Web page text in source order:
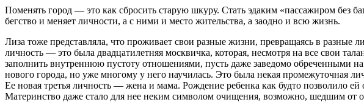
Поменять город — это как сбросить старую шкуру. Стать эдаким «пассажиром без
бегство и меняет личности, а с ними и место жительства, а заодно и всю жизнь.
Лиза тоже представляла, что проживает свои разные жизни, превращаясь в
личность — это была двадцатилетняя москвичка, которая, несмотря на все свои
заполнить внутреннюю пустоту отношениями, пусть даже заведомо обреченными
нового города, но уже многому у него научилась. Это была некая промежуточная
Ее новая третья личность — жена и мама. Рождение ребенка как будто позволило
Материнство даже стало для нее неким символом очищения, возможно, шедшим от